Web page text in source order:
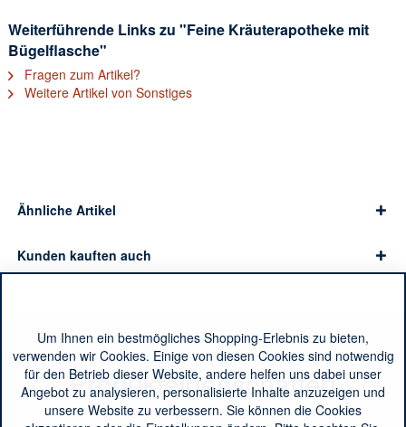
Weiterführende Links zu "Feine Kräuterapotheke mit
Bügelflasche"
Fragen zum Artikel?
Weitere Artikel von Sonstiges
Ähnliche Artikel
Kunden kauften auch
Produkteigenschaften
Um Ihnen ein bestmögliches Shopping-Erlebnis zu bieten,
verwenden wir Cookies. Einige von diesen Cookies sind notwendig
für den Betrieb dieser Website, andere helfen uns dabei unser
Angebot zu analysieren, personalisierte Inhalte anzuzeigen und
unsere Website zu verbessern. Sie können die Cookies